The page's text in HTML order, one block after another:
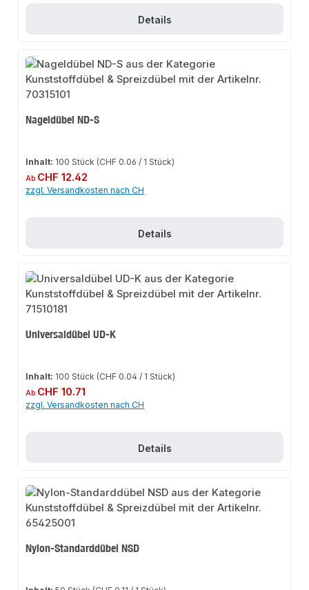
Details
Nageldübel ND-S
Inhalt: 100 Stück (CHF 0.06 / 1 Stück)
Regulärer Preis:
Ab CHF 12.42
zzgl. Versandkosten nach CH
Details
Universaldübel UD-K
Inhalt: 100 Stück (CHF 0.04 / 1 Stück)
Regulärer Preis:
Ab CHF 10.71
zzgl. Versandkosten nach CH
Details
Nylon-Standarddübel NSD